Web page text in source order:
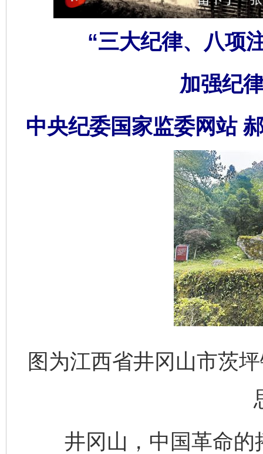
“三大纪律、八项
加强纪
中央纪委国家监委网站
图为江西省井冈山市茨
井冈山，中国革命的